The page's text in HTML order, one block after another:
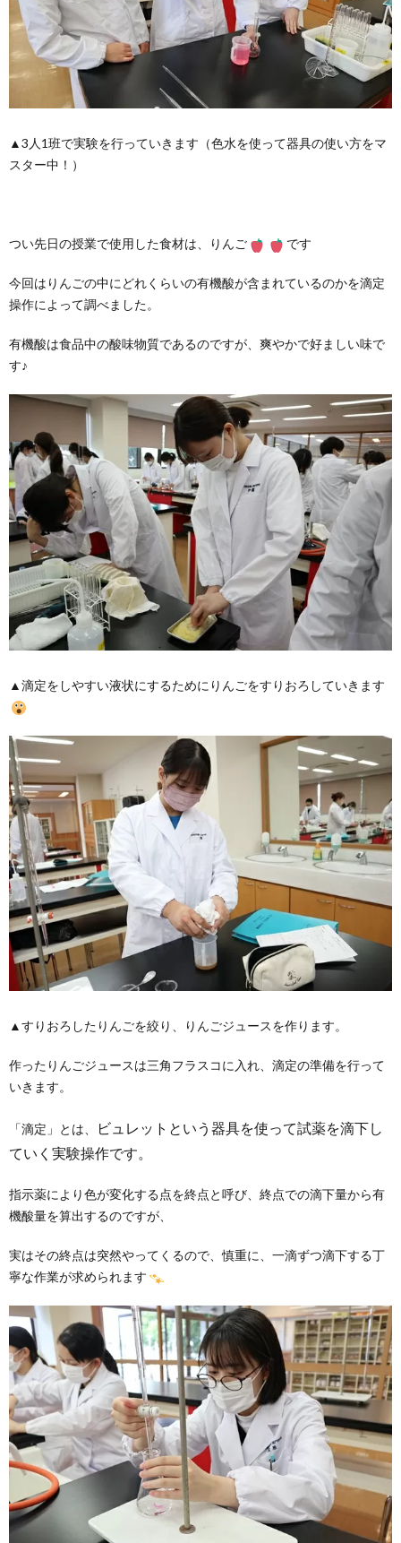
▲3人1班で実験を行っていきます（色水を使って器具の使い方をマ
スター中！）
つい先日の授業で使用した食材は、りんご です
今回はりんごの中にどれくらいの有機酸が含まれているのかを滴定
操作によって調べました。
有機酸は食品中の酸味物質であるのですが、爽やかで好ましい味で
す♪
▲滴定をしやすい液状にするためにりんごをすりおろしていきます
▲すりおろしたりんごを絞り、りんごジュースを作ります。
作ったりんごジュースは三角フラスコに入れ、滴定の準備を行って
いきます。
「滴定」とは、 ビュレットと いう器具を使って試薬を滴下し
ていく 実験操作です。
指示薬により色が変化する点を終点と呼び、終点での滴下量から有
機酸量を算出するのですが、
実はその終点は突然やってくるので、慎重に、一滴ずつ滴下する丁
寧な作業が求められます